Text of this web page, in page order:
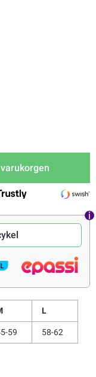
L
59 58-62